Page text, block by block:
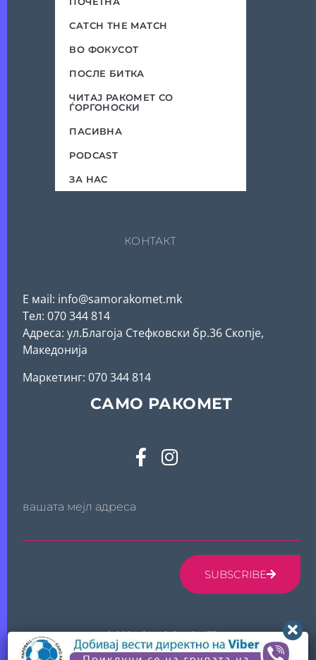
CATCH THE MATCH
ВО ФОКУСОТ
ПОСЛЕ БИТКА
ЧИТАЈ РАКОМЕТ СО
ЃОРГОНОСКИ
ПАСИВНА
PODCAST
ЗА НАС
КОНТАКТ
Е мail: info@samorakomet.mk
Тел: 070 344 814
Адреса: ул.Благоја Стефковски бр.36 Скопје,
Македонија
Mаркетинг: 070 344 814
САМО РАКОМЕТ
вашата мејл адреса
SUBSCRIBE
© 2024 САМО РАКОМЕТ